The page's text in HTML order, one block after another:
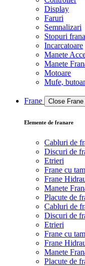
Display
Faruri
Semnalizari
Stopuri frana
Incarcatoare
Manete
Manete
Motoare
Mufe,
Frane Close Frane
Elemente de franare
Cabluri de
Discuri de
Etrieri
Frane cu
Frane
Manete
Placute de
Cabluri de
Discuri de
Etrieri
Frane cu
Frane
Manete
Placute de